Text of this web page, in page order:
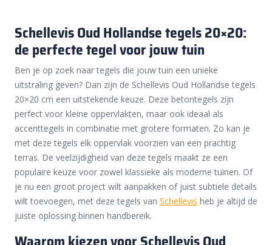
Schellevis Oud Hollandse tegels 20×20:
de perfecte tegel voor jouw tuin
Ben je op zoek naar tegels die jouw tuin een unieke
uitstraling geven? Dan zijn de Schellevis Oud Hollandse tegels
20×20 cm een uitstekende keuze. Deze betontegels zijn
perfect voor kleine oppervlakten, maar ook ideaal als
accenttegels in combinatie met grotere formaten. Zo kan je
met deze tegels elk oppervlak voorzien van een prachtig
terras. De veelzijdigheid van deze tegels maakt ze een
populaire keuze voor zowel klassieke als moderne tuinen. Of
je nu een groot project wilt aanpakken of juist subtiele details
wilt toevoegen, met deze tegels van Schellevis heb je altijd de
juiste oplossing binnen handbereik.